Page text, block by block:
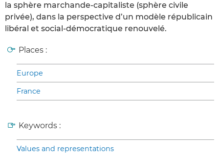
la sphère marchande-capitaliste (sphère civile
privée), dans la perspective d’un modèle républicain
libéral et social-démocratique renouvelé.
Places :
Europe
France
Keywords :
Values and representations